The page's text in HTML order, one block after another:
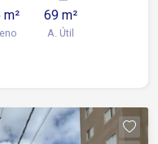
m² 69 m²
A. Útil